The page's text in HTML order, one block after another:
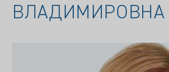
ВЛАДИМИРОВНА